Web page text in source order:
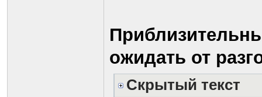
ожидать от
Скрытый текст